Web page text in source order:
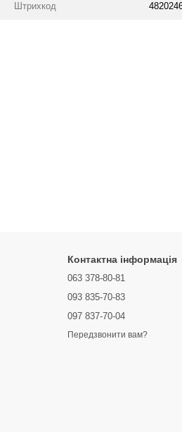
Штрихкод
Контактна інформація
063 378-80-81
093 835-70-83
097 837-70-04
Передзвонити вам?